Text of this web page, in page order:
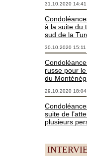
31.10.2020 14:41
à la suite du
sud de la
30.10.2020 15:11
russe pour
du
29.10.2020 18:04
suite de
plusieurs